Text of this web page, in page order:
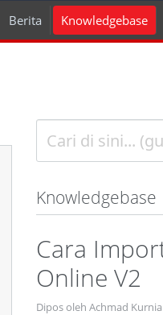
Berita Knowledgebase
Knowledgebase
Cara
Online V2
Dipos oleh Achmad